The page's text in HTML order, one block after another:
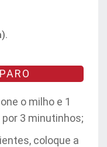
o milho e 1
3 minutinhos;
coloque a